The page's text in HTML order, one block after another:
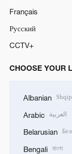
Français
Русский
CCTV+
CHOOSE YOUR
Albanian Shqip
Arabic العربية
Belarusian
Bengali বাংলা